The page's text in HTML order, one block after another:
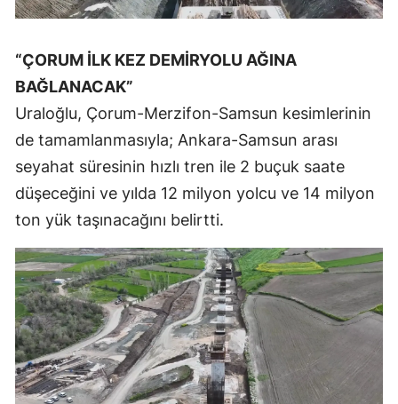
“ÇORUM İLK KEZ DEMİRYOLU AĞINA
BAĞLANACAK”
Uraloğlu, Çorum-Merzifon-Samsun kesimlerinin
de tamamlanmasıyla; Ankara-Samsun arası
seyahat süresinin hızlı tren ile 2 buçuk saate
düşeceğini ve yılda 12 milyon yolcu ve 14 milyon
ton yük taşınacağını belirtti.